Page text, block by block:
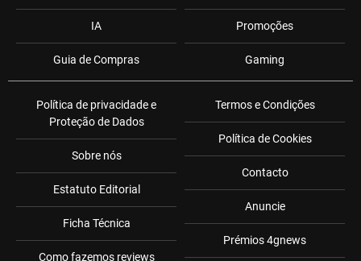
IA
Guia de Compras
Promoções
Gaming
Política de privacidade e
Proteção de Dados
Sobre nós
Estatuto Editorial
Ficha Técnica
Como fazemos reviews
Termos e Condições
Política de Cookies
Contacto
Anuncie
Prémios 4gnews